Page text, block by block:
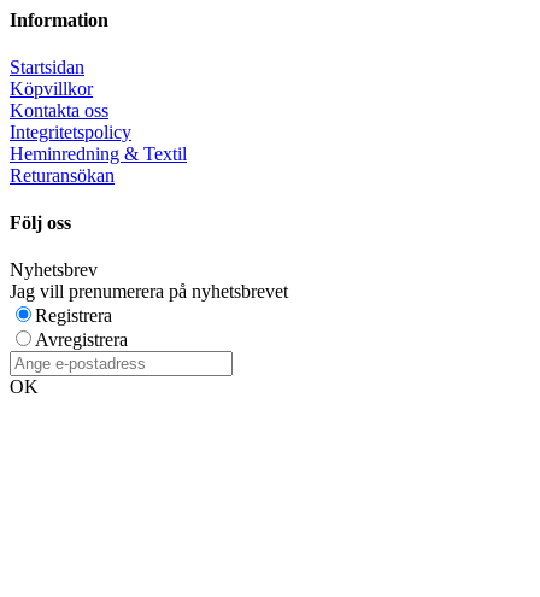
Information
Startsidan
Köpvillkor
Kontakta oss
Integritetspolicy
Heminredning & Textil
Returansökan
Följ oss
Nyhetsbrev
Jag vill prenumerera på nyhetsbrevet
Registrera
Avregistrera
OK